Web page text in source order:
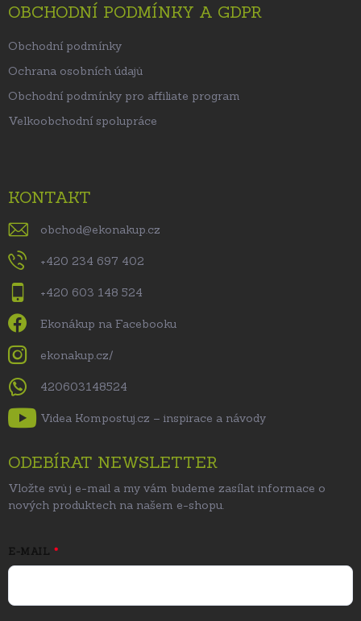
OBCHODNÍ PODMÍNKY A GDPR
Obchodní podmínky
Ochrana osobních údajů
Obchodní podmínky pro affiliate program
Velkoobchodní spolupráce
KONTAKT
obchod@ekonakup.cz
+420 234 697 402
+420 603 148 524
Ekonákup na Facebooku
ekonakup.cz/
420603148524
Videa Kompostuj.cz – inspirace a návody
ODEBÍRAT NEWSLETTER
Vložte svůj e-mail a my vám budeme zasílat informace o
nových produktech na našem e-shopu.
E-MAIL